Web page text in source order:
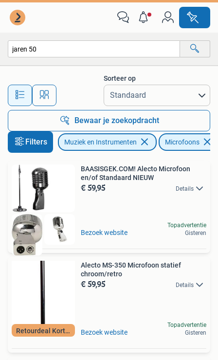
Alle afstanden…
Sorteer op
Bewaar je zoekopdracht
Filters Muziek en Instrumenten Microfoons
BAASISGEK.COM! Alecto Microfoon
en/of Standaard NIEUW
€ 59,95 Details
Bezoek website
Topadvertentie
Gisteren
Retourdeal Korting
Alecto MS-350 Microfoon statief
chroom/retro
€ 59,95 Details
Bezoek website
Topadvertentie
Gisteren